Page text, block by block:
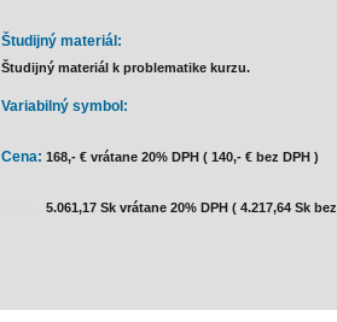
Študijný materiál:
Študijný materiál k problematike kurzu.
Variabilný symbol:
Cena: 168,- € vrátane 20% DPH ( 140,- € bez DPH )
5.061,17 Sk vrátane 20% DPH ( 4.217,64 Sk